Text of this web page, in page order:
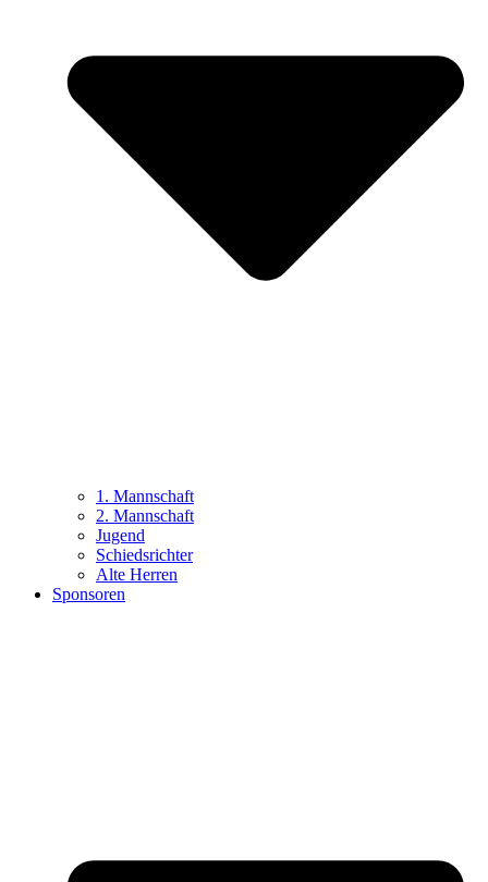
1. Mannschaft
2. Mannschaft
Jugend
Schiedsrichter
Alte Herren
Sponsoren